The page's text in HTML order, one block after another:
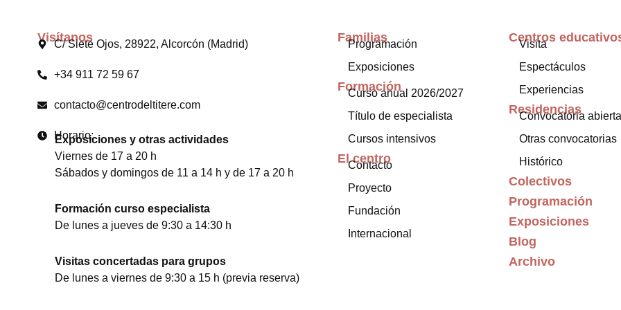
Visítanos
C/ Siete Ojos, 28922, Alcorcón (Madrid)
+34 911 72 59 67
contacto@centrodeltitere.com
Horario:
Exposiciones y otras actividades
Viernes de 17 a 20 h
Sábados y domingos de 11 a 14 h y de 17 a 20 h
Formación curso especialista
De lunes a jueves de 9:30 a 14:30 h
Visitas concertadas para grupos
De lunes a viernes de 9:30 a 15 h (previa reserva)
Familias
Programación
Exposiciones
Formación
Curso anual 2026/2027
Título de especialista
Cursos intensivos
El centro
Contacto
Proyecto
Fundación
Internacional
Centros
Visita
Espectáculos
Experiencias
Residencias
Convocatoria abierta
Otras convocatorias
Histórico
Colectivos
Programación
Exposiciones
Blog
Archivo